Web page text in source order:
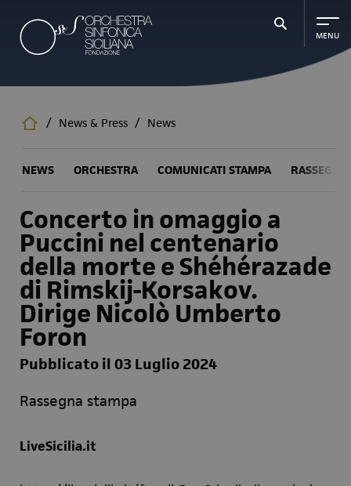
contenuto
principale
/ News & Press / News
NEWS ORCHESTRA COMUNICATI STAMPA
Concerto in omaggio a
Puccini nel centenario
della morte e Shéhérazade
di Rimskij-Korsakov.
Dirige Nicolò Umberto
Foron
Pubblicato il 03 Luglio 2024
Rassegna stampa
LiveSicilia.it